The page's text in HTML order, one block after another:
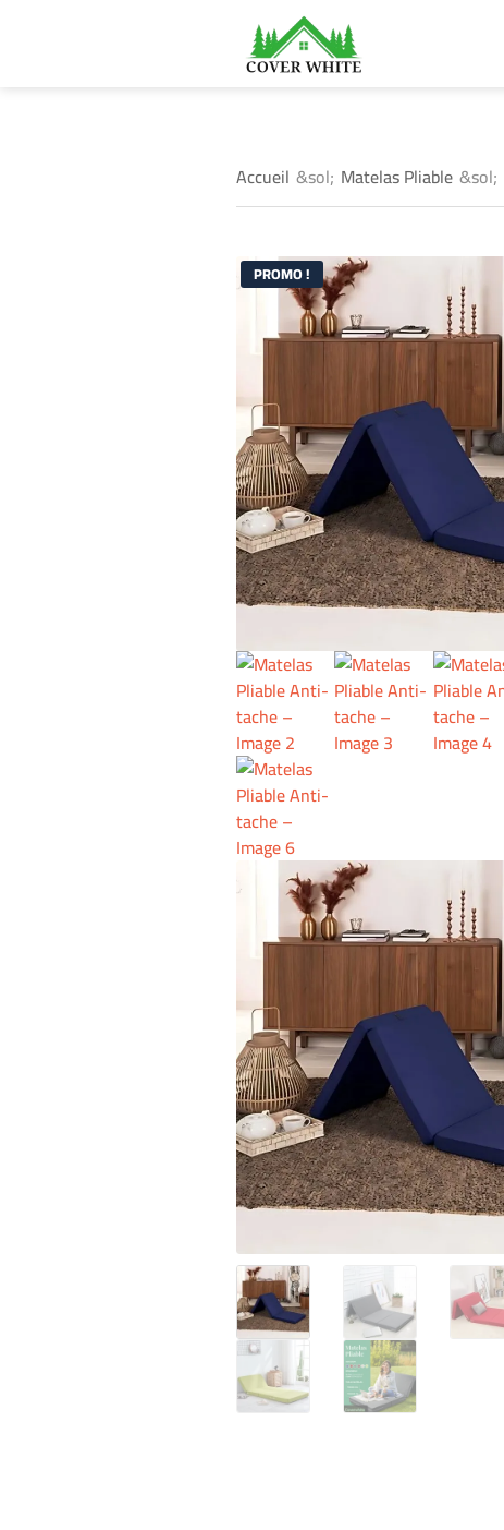
Accueil &sol; Matelas Pliable &sol;
PROMO !